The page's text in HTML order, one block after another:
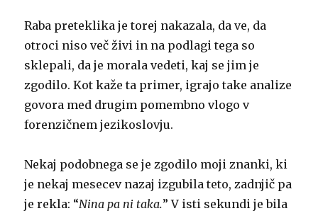
Raba preteklika je torej nakazala, da ve, da
otroci niso več živi in na podlagi tega so
sklepali, da je morala vedeti, kaj se jim je
zgodilo. Kot kaže ta primer, igrajo take analize
govora med drugim pomembno vlogo v
forenzičnem jezikoslovju.
Nekaj podobnega se je zgodilo moji znanki, ki
je nekaj mesecev nazaj izgubila teto, zadnjič pa
je rekla: “Nina pa ni taka.” V isti sekundi je bila